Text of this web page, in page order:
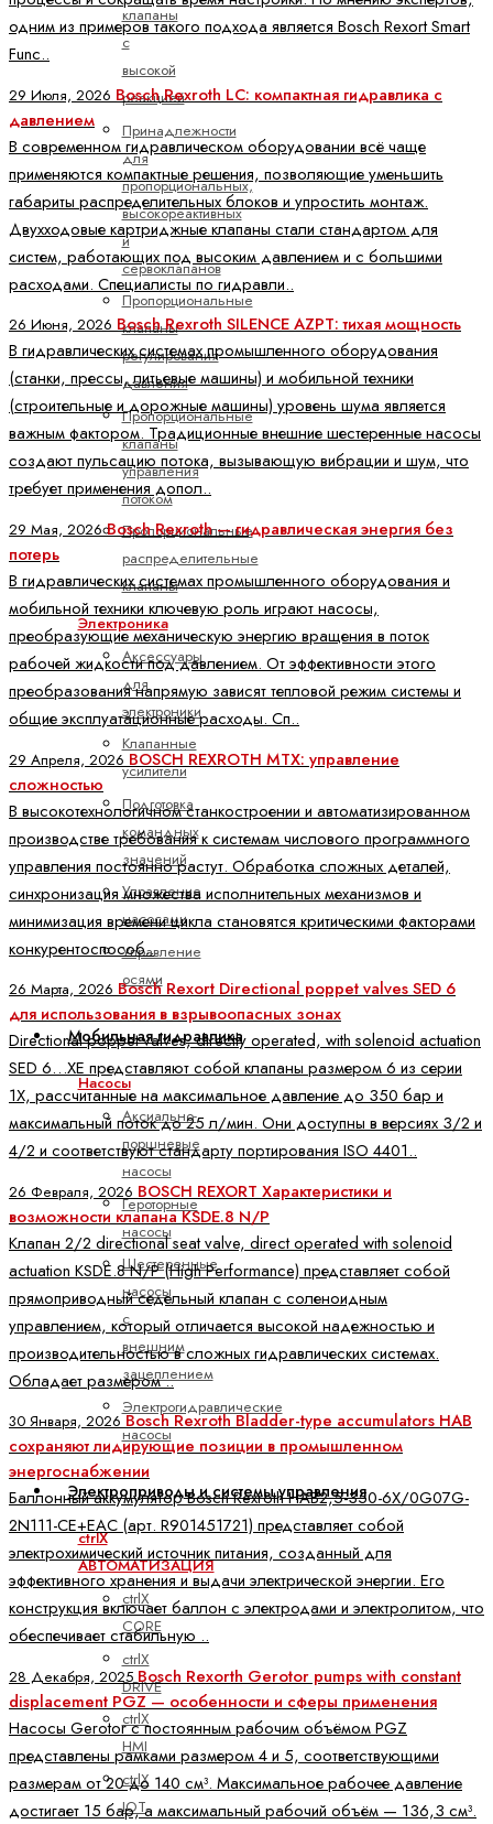
клапаны
с
высокой
реакцией
Принадлежности
для
пропорциональных,
высокореактивных
и
сервоклапанов
Пропорциональные
клапаны
регулирования
давления
Пропорциональные
клапаны
управления
потоком
Пропорциональные
распределительные
клапаны
Электроника
Аксессуары
для
электроники
Клапанные
усилители
Подготовка
командных
значений
Управление
насосами
Управление
осями
Мобильная гидравлика
Насосы
Аксиально-
поршневые
насосы
Героторные
насосы
Шестеренные
насосы
с
внешним
зацеплением
Электрогидравлические
насосы
Электроприводы и системы управления
ctrlX
АВТОМАТИЗАЦИЯ
ctrlX
CORE
ctrlX
DRIVE
ctrlX
HMI
ctrlX
IOT
одним из примеров такого подхода является Bosch Rexort Smart
Func..
29 Июля, 2026 Bosch Rexroth LC: компактная гидравлика с
давлением
В современном гидравлическом оборудовании всё чаще
применяются компактные решения, позволяющие уменьшить
габариты распределительных блоков и упростить монтаж.
Двухходовые картриджные клапаны стали стандартом для
систем, работающих под высоким давлением и с большими
расходами. Специалисты по гидравли..
26 Июня, 2026 Bosch Rexroth SILENCE AZPT: тихая мощность
В гидравлических системах промышленного оборудования
(станки, прессы, литьевые машины) и мобильной техники
(строительные и дорожные машины) уровень шума является
важным фактором. Традиционные внешние шестеренные насосы
создают пульсацию потока, вызывающую вибрации и шум, что
требует применения допол..
29 Мая, 2026Bosch Rexroth — гидравлическая энергия без
потерь
В гидравлических системах промышленного оборудования и
мобильной техники ключевую роль играют насосы,
преобразующие механическую энергию вращения в поток
рабочей жидкости под давлением. От эффективности этого
преобразования напрямую зависят тепловой режим системы и
общие эксплуатационные расходы. Сп..
29 Апреля, 2026 BOSCH REXROTH MTX: управление
сложностью
В высокотехнологичном станкостроении и автоматизированном
производстве требования к системам числового программного
управления постоянно растут. Обработка сложных деталей,
синхронизация множества исполнительных механизмов и
минимизация времени цикла становятся критическими факторами
конкурентоспособ..
26 Марта, 2026 Bosch Rexort Directional poppet valves SED 6
для использования в взрывоопасных зонах
Directional poppet valves, directly operated, with solenoid actuation
SED 6…XE представляют собой клапаны размером 6 из серии
1X, рассчитанные на максимальное давление до 350 бар и
максимальный поток до 25 л/мин. Они доступны в версиях 3/2 и
4/2 и соответствуют стандарту портирования ISO 4401..
26 Февраля, 2026 BOSCH REXORT Характеристики и
возможности клапана KSDE.8 N/P
Клапан 2/2 directional seat valve, direct operated with solenoid
actuation KSDE.8 N/P (High Performance) представляет собой
прямоприводный седельный клапан с соленоидным
управлением, который отличается высокой надежностью и
производительностью в сложных гидравлических системах.
Обладает размером ..
30 Января, 2026 Bosch Rexroth Bladder-type accumulators HAB
сохраняют лидирующие позиции в промышленном
энергоснабжении
Баллонный аккумулятор Bosch Rexroth HAB2,5-350-6X/0G07G-
2N111-CE+EAC (арт. R901451721) представляет собой
электрохимический источник питания, созданный для
эффективного хранения и выдачи электрической энергии. Его
конструкция включает баллон с электродами и электролитом, что
обеспечивает стабильную ..
28 Декабря, 2025Bosch Rexorth Gerotor pumps with constant
displacement PGZ — особенности и сферы применения
Насосы Gerotor с постоянным рабочим объёмом PGZ
представлены рамками размером 4 и 5, соответствующими
размерам от 20 до 140 см³. Максимальное рабочее давление
достигает 15 бар, а максимальный рабочий объём — 136,3 см³.